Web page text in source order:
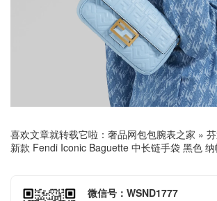
喜欢文章就转载它啦： 奢品网包包腕表之家 »
新款 Fendi Iconic Baguette 中长链手袋 黑色
微信号：WSND1777